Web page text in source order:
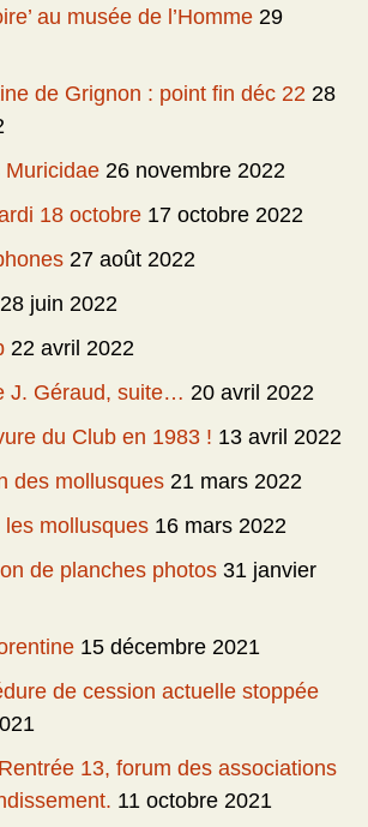
au musée de l’Homme 29
de Grignon : point fin déc 22 28
Muricidae 26 novembre 2022
18 octobre 17 octobre 2022
27 août 2022
28 juin 2022
22 avril 2022
J. Géraud, suite… 20 avril 2022
du Club en 1983 ! 13 avril 2022
des mollusques 21 mars 2022
mollusques 16 mars 2022
de planches photos 31 janvier
15 décembre 2021
de cession actuelle stoppée
13, forum des associations
11 octobre 2021